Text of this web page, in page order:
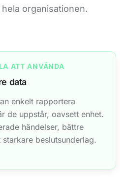
organisationen.
ATT ANVÄNDA
data
enkelt rapportera
de uppstår, oavsett enhet.
händelser, bättre
beslutsunderlag.